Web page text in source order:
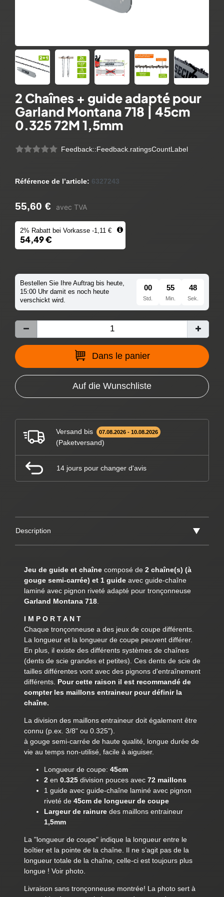
2 Chaînes + guide adapté pour
Garland Montana 718 | 45cm
0.325 72M 1,5mm
Feedback::Feedback.ratingsCountLabel
Référence de l’article: 6327243
55,60 € avec TVA
2% Rabatt bei Vorkasse -1,11 €
54,49 €
Bestellen Sie Ihre Auftrag bis heute,
15:00 Uhr damit es noch heute
verschickt wird.
00
Std.
55
Min.
47
Sek.
Dans le panier
Auf die Wunschliste
Versand bis 07.08.2026 - 10.08.2026
(Paketversand)
14 jours pour changer d'avis
Description
Jeu de guide et chaîne composé de 2 chaîne(s) (à
gouge semi-carrée) et 1 guide avec guide-chaîne
laminé avec pignon riveté adapté pour tronçonneuse
Garland Montana 718.
I M P O R T A N T
Chaque tronçonneuse a des jeux de coupe différents.
La longueur et la longueur de coupe peuvent différer.
En plus, il existe des différents systèmes de chaînes
(dents de scie grandes et petites). Ces dents de scie de
tailles différentes vont avec des pignons d'entraînement
différents. Pour cette raison il est recommandé de
compter les maillons entraineur pour définir la
chaîne.
La division des maillons entraineur doit également être
connu (p.ex. 3/8" ou 0.325").
à gouge semi-carrée de haute qualité, longue durée de
vie au temps non-utilisé, facile à aiguiser.
Longueur de coupe: 45cm
2en 0.325division pouces avec 72 maillons
1 guide avec guide-chaîne laminé avec pignon
riveté de 45cm de longueur de coupe
Largeur de rainuredes maillons entraineur
1,5mm
La "longueur de coupe" indique la longueur entre le
boîtier et la pointe de la chaîne. Il ne s’agit pas de la
longueur totale de la chaîne, celle-ci est toujours plus
longue ! Voir photo.
Livraison sans tronçonneuse montrée! La photo sert à